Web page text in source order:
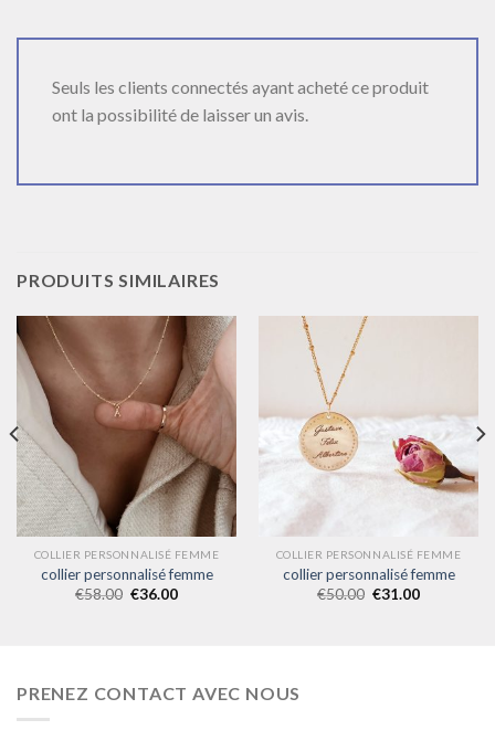
Seuls les clients connectés ayant acheté ce produit
ont la possibilité de laisser un avis.
PRODUITS SIMILAIRES
COLLIER PERSONNALISÉ FEMME
collier personnalisé femme
€58.00 €36.00
COLLIER PERSONNALISÉ FEMME
collier personnalisé femme
€50.00 €31.00
PRENEZ CONTACT AVEC NOUS